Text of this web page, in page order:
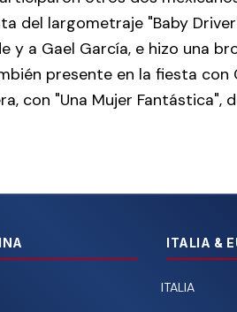
del largometraje "Baby
y a Gael García, e hizo una
presente en la fiesta con
con "Una Mujer Fantástica",
ITALIA &
ITALIA